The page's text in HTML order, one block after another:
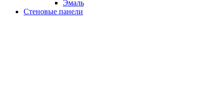
Эмаль
Стеновые панели